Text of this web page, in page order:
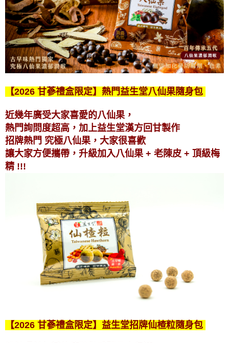
【2026 甘蔘禮盒限定】熱門益生堂八仙果隨身包
近幾年廣受大家喜愛的八仙果，
熱門詢問度超高，加上益生堂漢方回甘製作
招牌熱門 究極八仙果，大家很喜歡
讓大家方便攜帶，升級加入八仙果 + 老陳皮 + 頂級梅
精 !!!
【2026 甘蔘禮盒限定】益生堂招牌仙楂粒隨身包